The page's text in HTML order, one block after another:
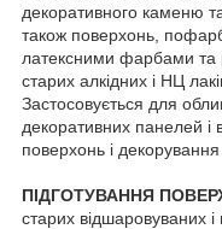
декоративного каменю
також поверхонь,
латексними фарбами та
старих алкідних і НЦ
Застосовується для
декоративних панелей і
поверхонь і
ПІДГОТУВАННЯ
старих відшаровуваних і